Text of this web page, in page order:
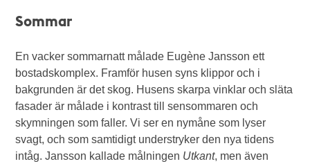
Sommar
En vacker sommarnatt målade Eugène Jansson ett
bostadskomplex. Framför husen syns klippor och i
bakgrunden är det skog. Husens skarpa vinklar och släta
fasader är målade i kontrast till sensommaren och
skymningen som faller. Vi ser en nymåne som lyser
svagt, och som samtidigt understryker den nya tidens
intåg. Jansson kallade målningen Utkant, men även